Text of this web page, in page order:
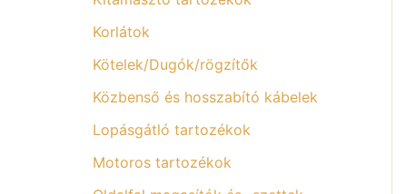
Korlátok
Kötelek/Dugók/rögzítők
Közbenső és hosszabító kábelek
Lopásgátló tartozékok
Motoros tartozékok